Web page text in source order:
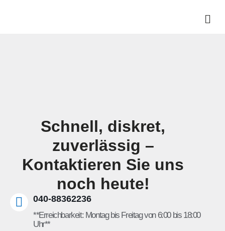
Schnell, diskret,
zuverlässig –
Kontaktieren Sie uns
noch heute!
040-88362236
**Erreichbarkeit: Montag bis Freitag von 6:00 bis 18:00
Uhr**